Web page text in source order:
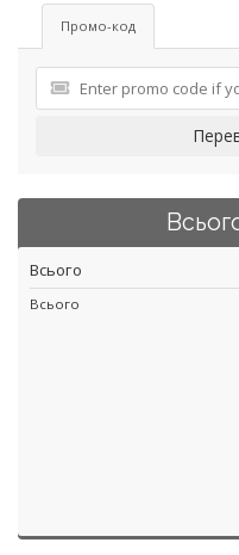
Промо-код
Всього
Всього